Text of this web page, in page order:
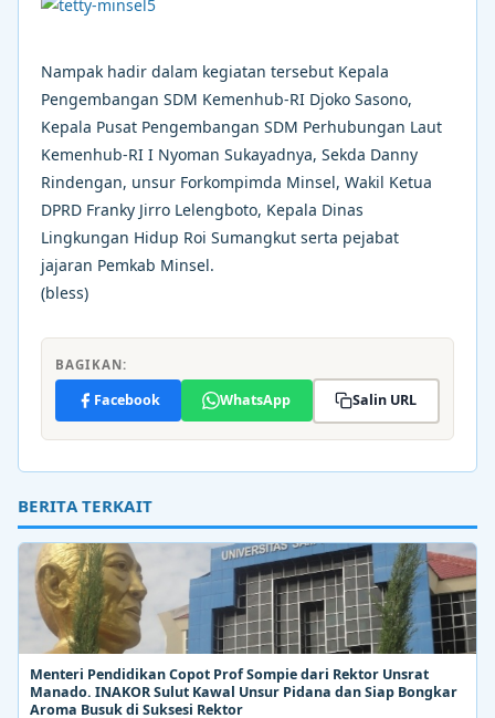
Nampak hadir dalam kegiatan tersebut Kepala
Pengembangan SDM Kemenhub-RI Djoko Sasono,
Kepala Pusat Pengembangan SDM Perhubungan Laut
Kemenhub-RI I Nyoman Sukayadnya, Sekda Danny
Rindengan, unsur Forkompimda Minsel, Wakil Ketua
DPRD Franky Jirro Lelengboto, Kepala Dinas
Lingkungan Hidup Roi Sumangkut serta pejabat
jajaran Pemkab Minsel.
(bless)
BAGIKAN:
Facebook WhatsApp Salin URL
BERITA TERKAIT
Menteri Pendidikan Copot Prof Sompie dari Rektor Unsrat
Manado. INAKOR Sulut Kawal Unsur Pidana dan Siap Bongkar
Aroma Busuk di Suksesi Rektor